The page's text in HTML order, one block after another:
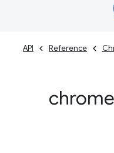
Reference
API
chrome